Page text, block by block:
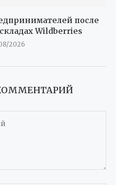
после
Wildberries
2026